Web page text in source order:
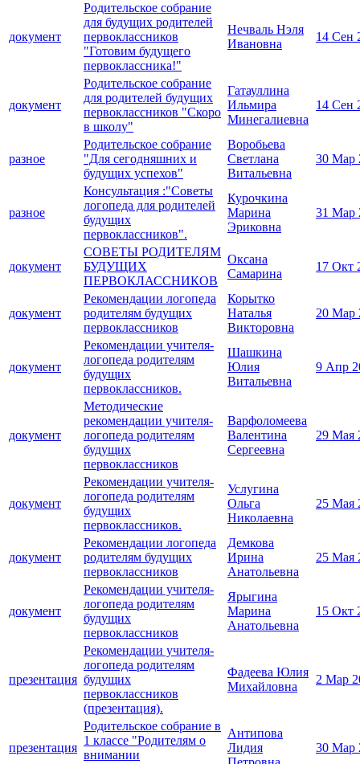
документ
Родительское собрание
для будущих родителей
первоклассников
"Готовим будущего
первоклассника!"
Нечваль Нэля
Ивановна
14 Сен
документ
Родительское собрание
для родителей будущих
первоклассников "Скоро
в школу"
Гатауллина
Ильмира
Минегалиевна
14 Сен
разное
Родительское собрание
"Для сегодняшних и
будущих успехов"
Воробьева
Светлана
Витальевна
30 Мар
разное
Консультация :"Советы
логопеда для родителей
будущих
первоклассников".
Курочкина
Марина
Эриковна
31 Мар
документ
СОВЕТЫ РОДИТЕЛЯМ
БУДУЩИХ
ПЕРВОКЛАССНИКОВ
Оксана
Самарина
17 Окт
документ
Рекомендации логопеда
родителям будущих
первоклассников
Корытко
Наталья
Викторовна
20 Мар
документ
Рекомендации учителя-
логопеда родителям
будущих
первоклассников.
Шашкина
Юлия
Витальевна
9 Апр
документ
Методические
рекомендации учителя-
логопеда родителям
будущих
первоклассников
Варфоломеева
Валентина
Сергеевна
29 Мая
документ
Рекомендации учителя-
логопеда родителям
будущих
первоклассников.
Услугина
Ольга
Николаевна
25 Мая
документ
Рекомендации логопеда
родителям будущих
первоклассников
Демкова
Ирина
Анатольевна
25 Мая
документ
Рекомендации учителя-
логопеда родителям
будущих
первоклассников
Ярыгина
Марина
Анатольевна
15 Окт
презентация
Рекомендации учителя-
логопеда родителям
будущих
первоклассников
(презентация).
Фадеева Юлия
Михайловна
2 Мар
презентация
Родительское собрание в
1 классе "Родителям о
внимании
Антипова
Лидия
30 Мар